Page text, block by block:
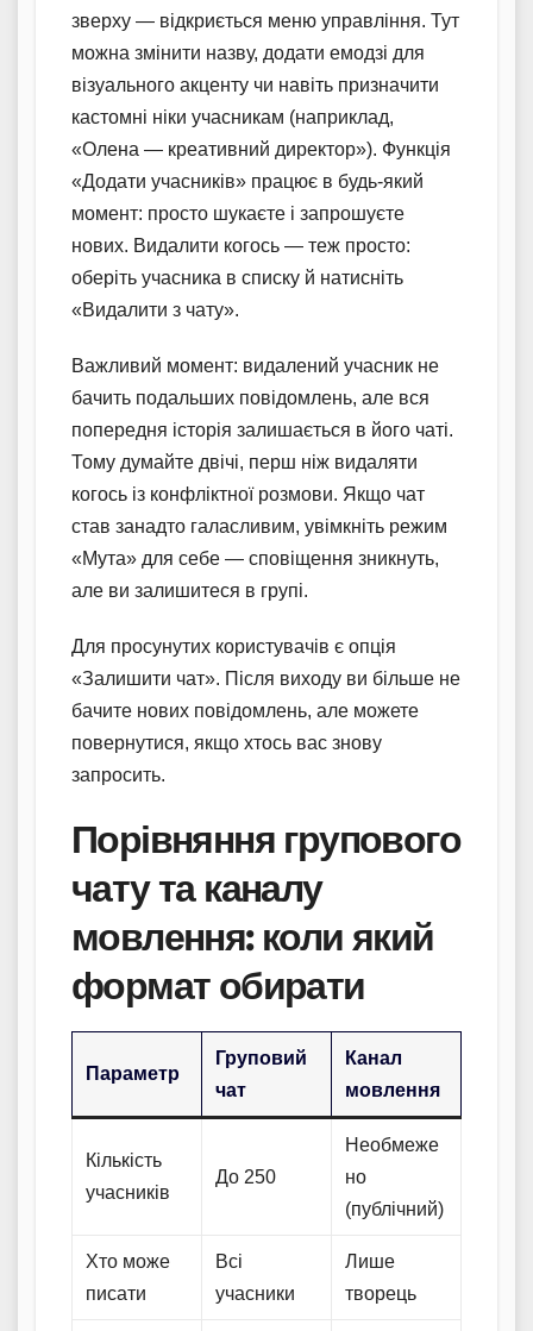
зверху — відкриється меню управління. Тут
можна змінити назву, додати емодзі для
візуального акценту чи навіть призначити
кастомні ніки учасникам (наприклад,
«Олена — креативний директор»). Функція
«Додати учасників» працює в будь-який
момент: просто шукаєте і запрошуєте
нових. Видалити когось — теж просто:
оберіть учасника в списку й натисніть
«Видалити з чату».
Важливий момент: видалений учасник не
бачить подальших повідомлень, але вся
попередня історія залишається в його чаті.
Тому думайте двічі, перш ніж видаляти
когось із конфліктної розмови. Якщо чат
став занадто галасливим, увімкніть режим
«Мута» для себе — сповіщення зникнуть,
але ви залишитеся в групі.
Для просунутих користувачів є опція
«Залишити чат». Після виходу ви більше не
бачите нових повідомлень, але можете
повернутися, якщо хтось вас знову
запросить.
Порівняння групового
чату та каналу
мовлення: коли який
формат обирати
Параметр
Груповий
чат
Канал
мовлення
Кількість
учасників
До 250
Необмеже
но
(публічний)
Хто може
писати
Всі
учасники
Лише
творець